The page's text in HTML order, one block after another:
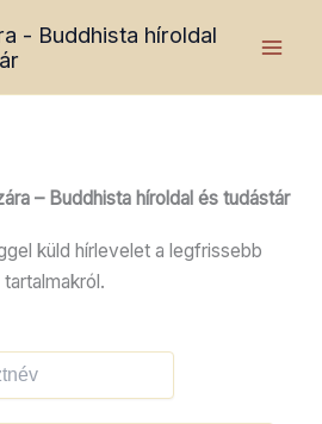
- Buddhista híroldal
– Buddhista híroldal és tudástár
küld hírlevelet a legfrissebb
tartalmakról.